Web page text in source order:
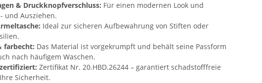
& Druckknopfverschluss: Für einen modernen Look und
und Ausziehen.
Ideal zur sicheren Aufbewahrung von Stiften oder
farbecht: Das Material ist vorgekrumpft und behält seine Passform
nach häufigem Waschen.
zertifiziert: Zertifikat Nr. 20.HBD.26244 – garantiert schadstofffreie
Sicherheit.